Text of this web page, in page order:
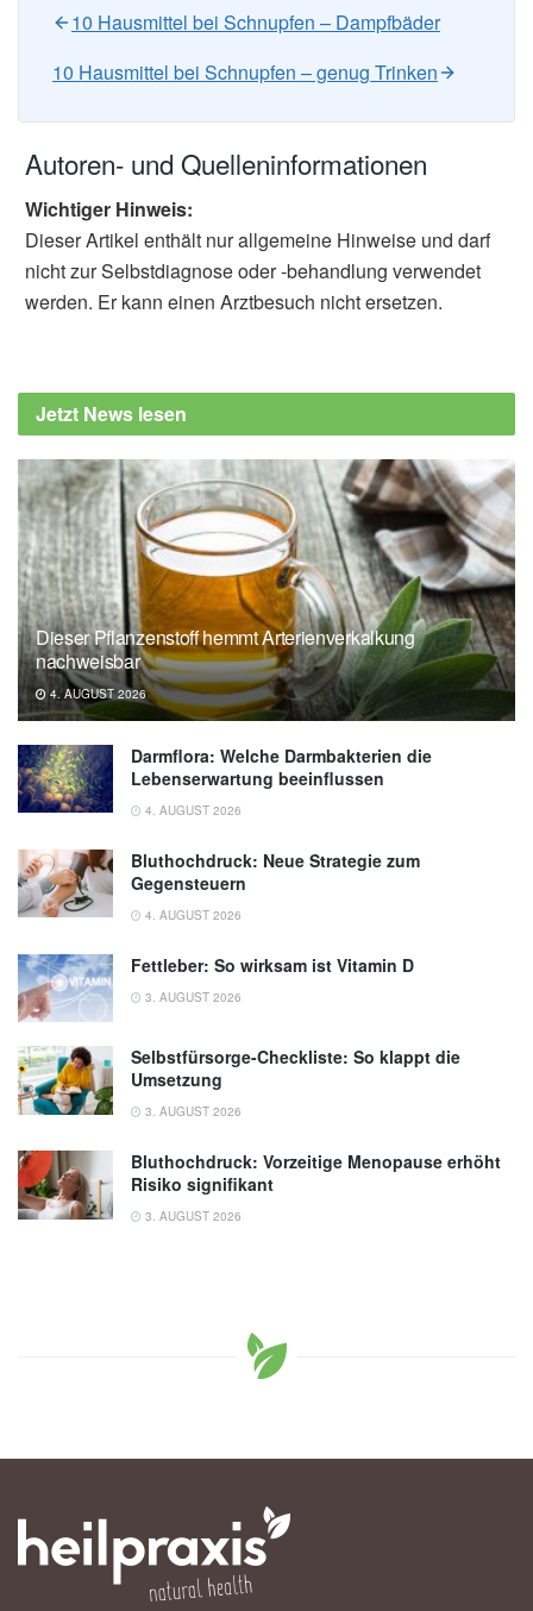
10 Hausmittel bei Schnupfen – Dampfbäder
10 Hausmittel bei Schnupfen – genug Trinken
Autoren- und Quelleninformationen
Wichtiger Hinweis:
Dieser Artikel enthält nur allgemeine Hinweise und darf
nicht zur Selbstdiagnose oder -behandlung verwendet
werden. Er kann einen Arztbesuch nicht ersetzen.
Jetzt News lesen
Dieser Pflanzenstoff hemmt Arterienverkalkung
nachweisbar
4. AUGUST 2026
Darmflora: Welche Darmbakterien die
Lebenserwartung beeinflussen
4. AUGUST 2026
Bluthochdruck: Neue Strategie zum
Gegensteuern
4. AUGUST 2026
Fettleber: So wirksam ist Vitamin D
3. AUGUST 2026
Selbstfürsorge-Checkliste: So klappt die
Umsetzung
3. AUGUST 2026
Bluthochdruck: Vorzeitige Menopause erhöht
Risiko signifikant
3. AUGUST 2026